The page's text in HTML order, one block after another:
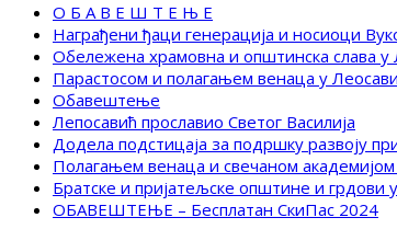
О Б А В Е Ш Т Е Њ Е
Награђени ђаци генерација и носиоци
Обележена храмовна и општинска слава у
Парастосом и полагањем венаца у
Обавештење
Лепосавић прославио Светог Василија
Додела подстицаја за подршку развоју
Полагањем венаца и свечаном
Братске и пријатељске општине и
ОБАВЕШТЕЊЕ – Бесплатан СкиПас 2024